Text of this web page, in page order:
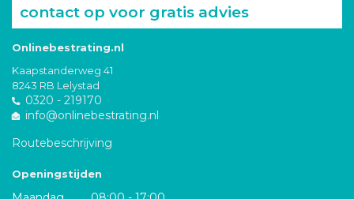
contact op voor gratis advies
Onlinebestrating.nl
Kaapstanderweg 41
8243 RB Lelystad
0320 - 219170
info@onlinebestrating.nl
Routebeschrijving
Openingstijden